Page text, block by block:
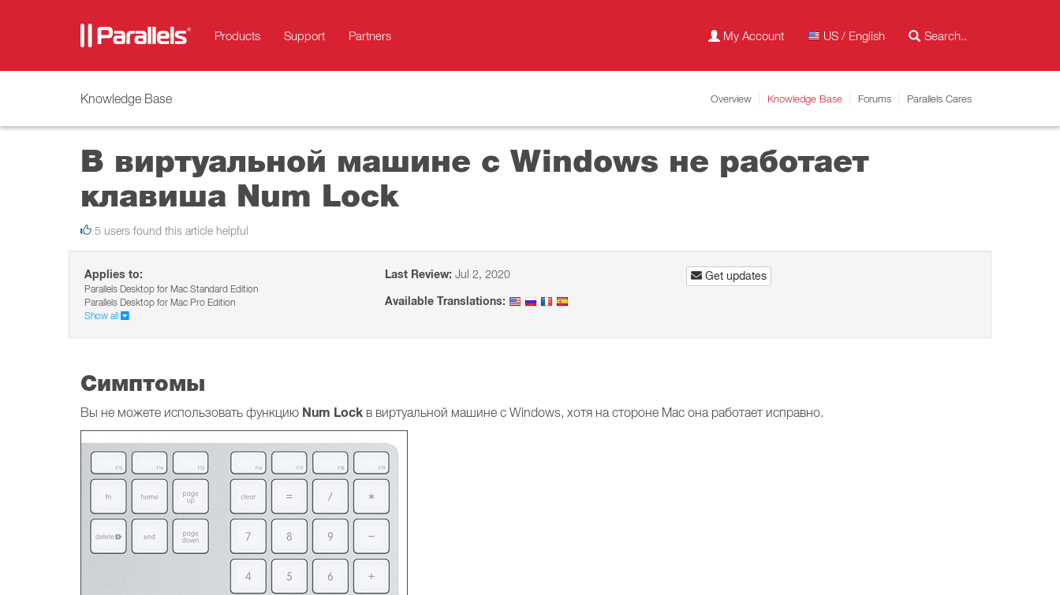
Products Support Partners My Account US / English
Knowledge Base Overview Knowledge Base Forums Parallels Cares
В виртуальной машине с Windows не работает
клавиша Num Lock
5 users found this article helpful
Applies to:
Parallels Desktop for Mac Standard Edition
Parallels Desktop for Mac Pro Edition
Show all
Last Review: Jul 2, 2020
Available Translations:
Get updates
Симптомы
Вы не можете использовать функцию Num Lock в виртуальной машине с Windows, хотя на стороне Mac она работает исправно.